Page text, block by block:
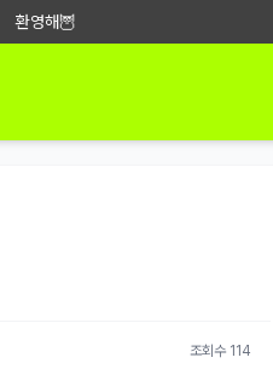
환영해🦉
조회수 114